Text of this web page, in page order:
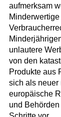
aufmerksam
unlautere
von den
Produkte aus
sich als neuer
europäische
und